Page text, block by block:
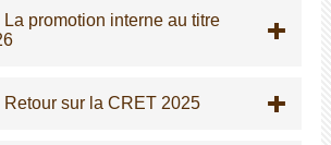
La promotion interne au titre
Retour sur la CRET 2025